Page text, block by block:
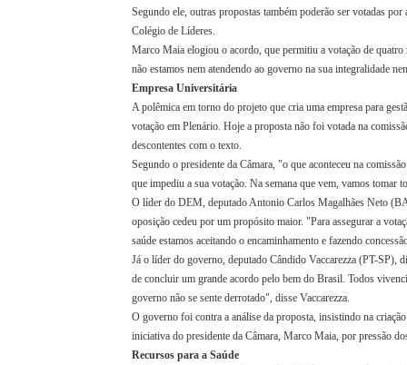
Segundo ele, outras propostas também poderão ser votadas
Colégio de Líderes.
Marco Maia elogiou o acordo, que permitiu a votação de
não estamos nem atendendo ao governo na sua integralidade
Empresa Universitária
A polêmica em torno do projeto que cria uma empresa para
votação em Plenário. Hoje a proposta não foi votada na
descontentes com o texto.
Segundo o presidente da Câmara, "o que aconteceu na
que impediu a sua votação. Na semana que vem, vamos tomar
O líder do DEM, deputado Antonio Carlos Magalhães Neto
oposição cedeu por um propósito maior. "Para assegurar a
saúde estamos aceitando o encaminhamento e fazendo
Já o líder do governo, deputado Cândido Vaccarezza (PT-SP),
de concluir um grande acordo pelo bem do Brasil. Todos
governo não se sente derrotado", disse Vaccarezza.
O governo foi contra a análise da proposta, insistindo na
iniciativa do presidente da Câmara, Marco Maia, por pressão
Recursos para a Saúde